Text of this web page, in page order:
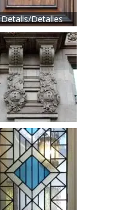
Detalls/Detalles